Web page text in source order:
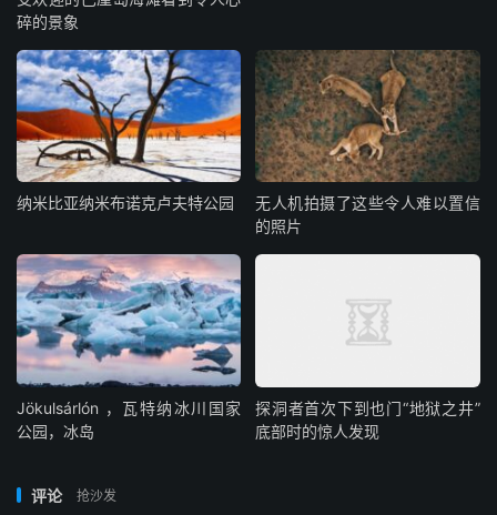
碎的景象
纳米比亚纳米布诺克卢夫特公园
无人机拍摄了这些令人难以置信
的照片
Jökulsárlón ，瓦特纳冰川国家
公园，冰岛
探洞者首次下到也门“地狱之井”
底部时的惊人发现
评论 抢沙发